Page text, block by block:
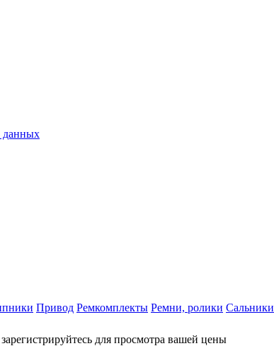
данных
Привод Ремкомплекты Ремни, ролики Сальники
для просмотра вашей цены